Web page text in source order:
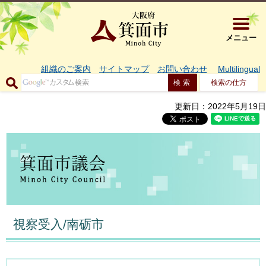
大阪府箕
メニュー
組織のご案内 サイトマップ お問い合わせ Multilingual
検索の仕方
更新日：2022年5月19日
視察受入/南砺市